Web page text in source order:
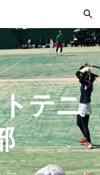
Skip to navigation
テニ